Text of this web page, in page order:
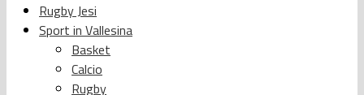
Rugby Jesi
Sport in Vallesina
Basket
Calcio
Rugby